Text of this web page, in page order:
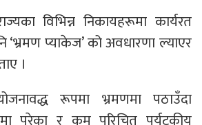
विभिन्न निकायहरूमा कार्यरत
‘भ्रमण प्याकेज’ को अवधारणा ल्याएर
।
रूपमा भ्रमणमा पठाउँदा